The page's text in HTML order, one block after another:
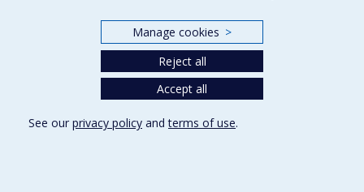
Manage cookies >
Reject all
Accept all
See our privacy policy andterms of use.